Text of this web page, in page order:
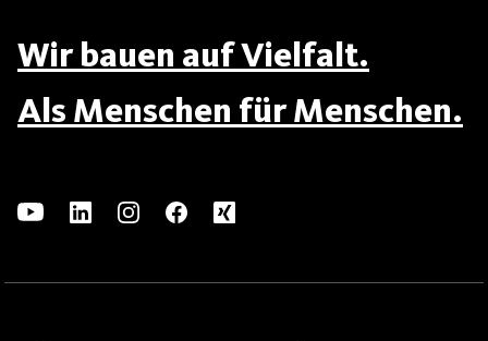
Wir bauen auf Vielfalt.
Als Menschen für Menschen.